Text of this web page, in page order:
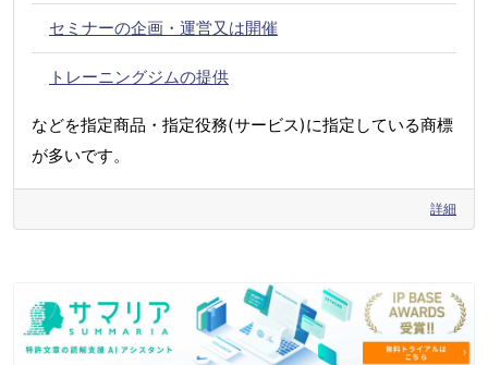
セミナーの企画・運営又は開催
トレーニングジムの提供
などを指定商品・指定役務(サービス)に指定している商標
が多いです。
詳細